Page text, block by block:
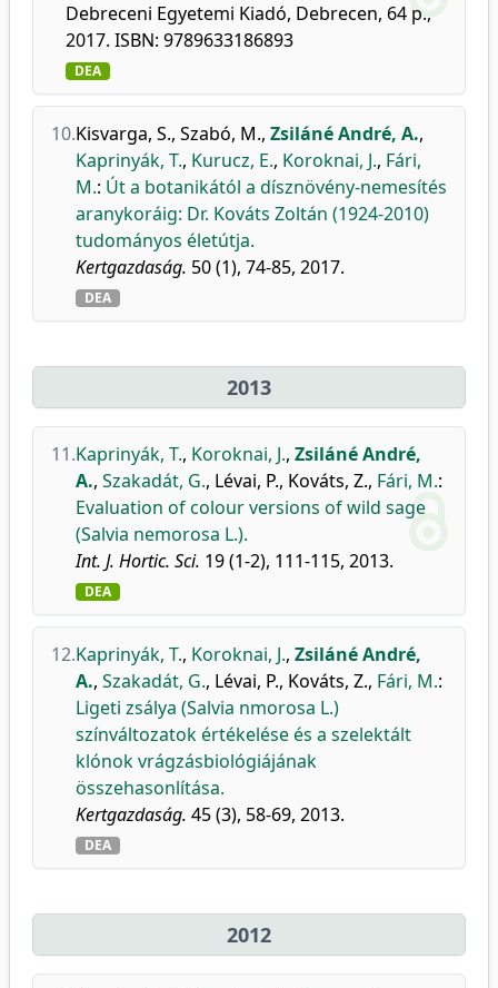
Debreceni Egyetemi Kiadó, Debrecen, 64 p.,
2017. ISBN: 9789633186893
DEA
10.Kisvarga, S., Szabó, M., Zsiláné André, A.,
Kaprinyák, T., Kurucz, E., Koroknai, J., Fári,
M.: Út a botanikától a dísznövény-nemesítés
aranykoráig: Dr. Kováts Zoltán (1924-2010)
tudományos életútja.
Kertgazdaság. 50 (1), 74-85, 2017.
DEA
2013
11.Kaprinyák, T., Koroknai, J., Zsiláné André,
A., Szakadát, G., Lévai, P., Kováts, Z., Fári, M.:
Evaluation of colour versions of wild sage
(Salvia nemorosa L.).
Int. J. Hortic. Sci. 19 (1-2), 111-115, 2013.
DEA
12.Kaprinyák, T., Koroknai, J., Zsiláné André,
A., Szakadát, G., Lévai, P., Kováts, Z., Fári, M.:
Ligeti zsálya (Salvia nmorosa L.)
színváltozatok értékelése és a szelektált
klónok vrágzásbiológiájának
összehasonlítása.
Kertgazdaság. 45 (3), 58-69, 2013.
DEA
2012